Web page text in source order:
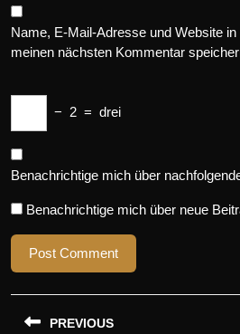
Name, E-Mail-Adresse und Website
meinen nächsten Kommentar
− 2 = drei
Benachrichtige mich über
Benachrichtige mich über neue
Beitragsnavigation
PREVIOUS